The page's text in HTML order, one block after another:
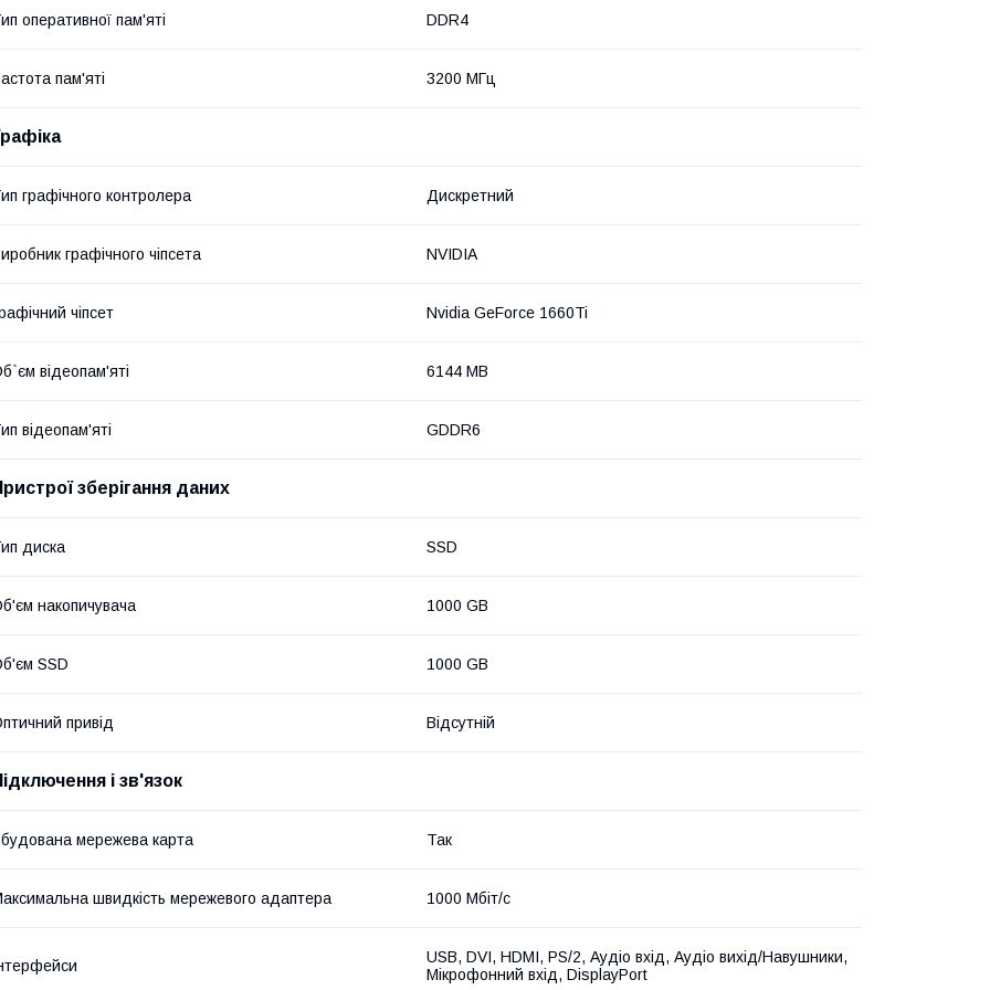
оперативної пам'яті DDR4
пам'яті 3200 МГц
графічного контролера Дискретний
графічного чіпсета NVIDIA
чіпсет Nvidia GeForce 1660Ti
відеопам'яті 6144 MB
відеопам'яті GDDR6
зберігання даних
диска SSD
накопичувача 1000 GB
SSD 1000 GB
привід Відсутній
і зв'язок
мережева карта Так
швидкість мережевого адаптера 1000 Мбіт/с
USB, DVI, HDMI, PS/2, Аудіо вхід, Аудіо вихід/Навушники,
Мікрофонний вхід, DisplayPort